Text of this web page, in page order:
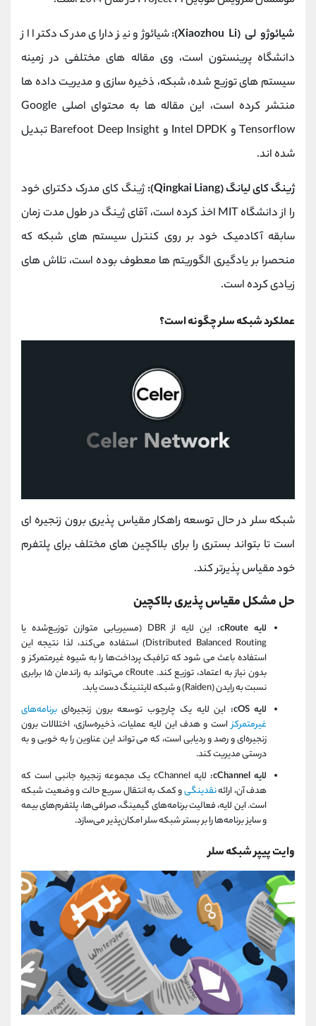
شیائوژو لی (Xiaozhou Li):
شیائوژو نیز دارای مدرک دکترا از
دانشگاه پرینستون است، وی مقاله های مختلفی در زمینه
سیستم های توزیع شده، شبکه، ذخیره سازی و مدیریت داده ها
منتشر کرده است، این مقاله ها به محتوای اصلی Google
Tensorflow و Intel DPDK و Barefoot Deep Insight تبدیل
شده اند.
ژینگ کای لیانگ (Qingkai Liang):
ژینگ کای مدرک دکترای خود
را از دانشگاه MIT اخذ کرده است، آقای ژینگ در طول مدت زمان
سابقه آکادمیک خود بر روی کنترل سیستم های شبکه که
منحصرا بر یادگیری الگوریتم ها معطوف بوده است، تلاش های
زیادی کرده است.
عملکرد شبکه سلر چگونه است؟
شبکه سلر در حال توسعه راهکار مقیاس پذیری برون زنجیره ای
است تا بتواند بستری را برای بلاکچین های مختلف برای پلتفرم
خود مقیاس پذیرتر کند.
حل مشکل مقیاس پذیری بلاکچین
لایه cRoute:
این لایه از DBR (مسیریابی متوازن توزیع‌شده یا
Distributed Balanced Routing) استفاده می‌کند، لذا نتیجه این
استفاده باعث می شود که ترافیک پرداخت‌ها را به شیوه غیرمتمرکز و
بدون نیاز به اعتماد، توزیع کند. cRoute می‌تواند به راندمان ۱۵ برابری
نسبت به رایدن (Raiden) و شبکه لایتنینگ دست یابد.
لایه cOS:
این لایه یک چارچوب توسعه برون زنجیره‌ای برنامه‌های
غیرمتمرکزاست و هدف این لایه عملیات، ذخیره‌سازی، اختلالات برون
زنجیره‌ای و رصد و ردیابی است، که می تواند این عناوین را به خوبی و به
درستی مدیریت کند.
لایه cChannel:
لایه cChannel یک مجموعه زنجیره جانبی است که
هدف آن، ارائهنقدینگیو کمک به انتقال سریع حالت و وضعیت شبکه
است. این لایه، فعالیت برنامه‌های گیمینگ، صرافی‌ها، پلتفرم‌های بیمه
و سایز برنامه‌ها را بر بستر شبکه سلر امکان‌پذیر می‌سازد.
وایت پیپر شبکه سلر